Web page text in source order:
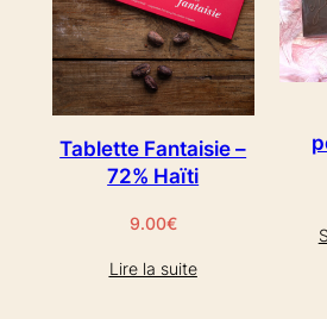
Tablette Fantaisie –
72% Haïti
9.00€
Lire la suite